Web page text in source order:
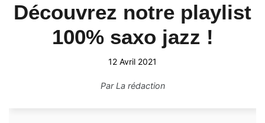
Découvrez notre playlist
100% saxo jazz !
12 Avril 2021
ParLa rédaction